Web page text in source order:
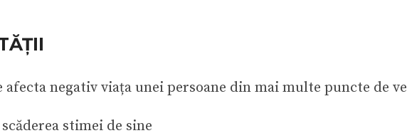
afecta negativ viața unei persoane din mai multe puncte de
stimei de sine